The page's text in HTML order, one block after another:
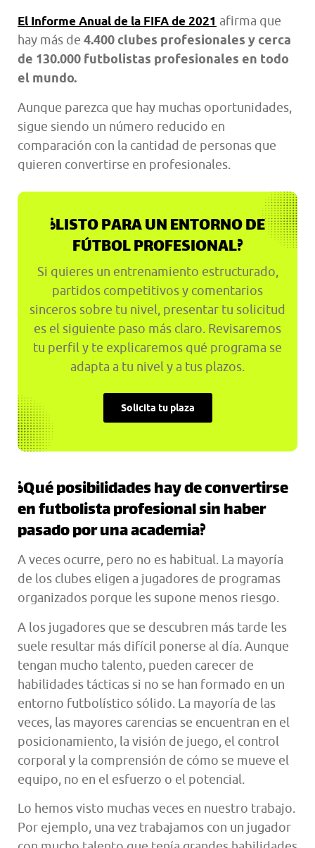
El Informe Anual de la FIFA de 2021 afirma que
hay más de 4.400 clubes profesionales y cerca
de 130.000 futbolistas profesionales en todo
el mundo.
Aunque parezca que hay muchas oportunidades,
sigue siendo un número reducido en
comparación con la cantidad de personas que
quieren convertirse en profesionales.
¿LISTO PARA UN ENTORNO DE
FÚTBOL PROFESIONAL?
Si quieres un entrenamiento estructurado,
partidos competitivos y comentarios
sinceros sobre tu nivel, presentar tu solicitud
es el siguiente paso más claro. Revisaremos
tu perfil y te explicaremos qué programa se
adapta a tu nivel y a tus plazos.
Solicita tu plaza
¿Qué posibilidades hay de convertirse
en futbolista profesional sin haber
pasado por una academia?
A veces ocurre, pero no es habitual. La mayoría
de los clubes eligen a jugadores de programas
organizados porque les supone menos riesgo.
A los jugadores que se descubren más tarde les
suele resultar más difícil ponerse al día. Aunque
tengan mucho talento, pueden carecer de
habilidades tácticas si no se han formado en un
entorno futbolístico sólido. La mayoría de las
veces, las mayores carencias se encuentran en el
posicionamiento, la visión de juego, el control
corporal y la comprensión de cómo se mueve el
equipo, no en el esfuerzo o el potencial.
Lo hemos visto muchas veces en nuestro trabajo.
Por ejemplo, una vez trabajamos con un jugador